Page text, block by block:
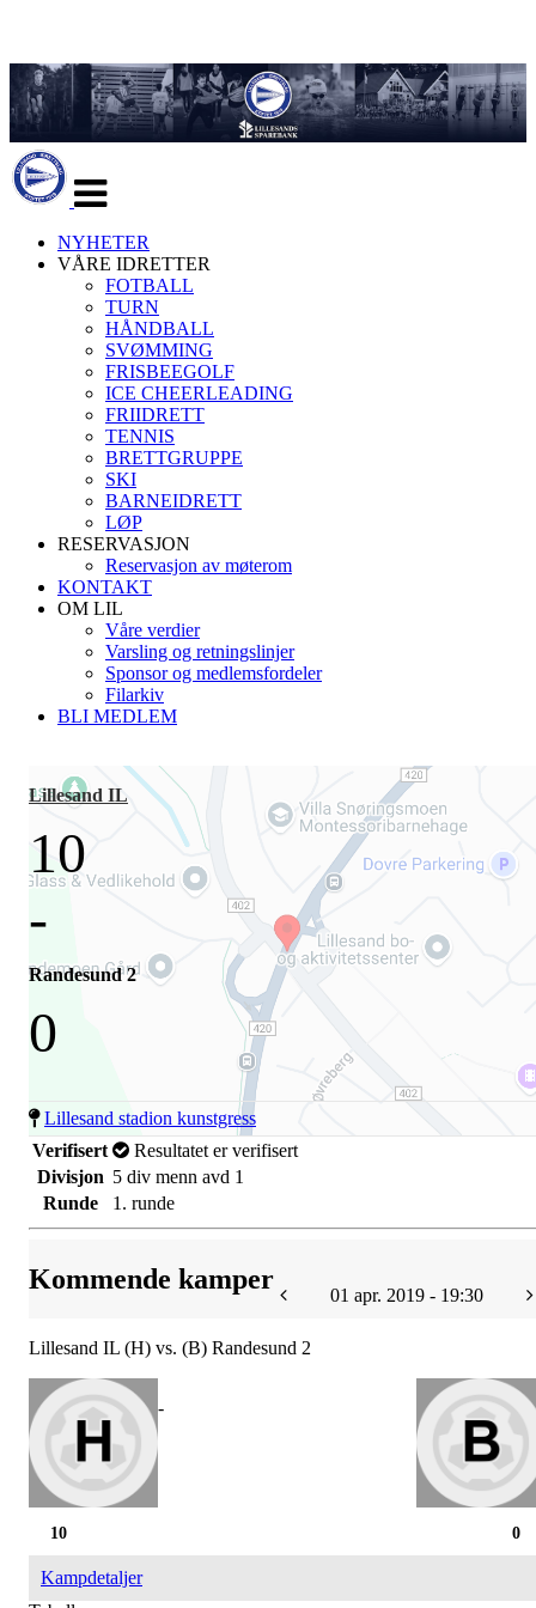
navigasjon
NYHETER
VÅRE IDRETTER
FOTBALL
TURN
HÅNDBALL
SVØMMING
FRISBEEGOLF
ICE CHEERLEADING
FRIIDRETT
TENNIS
BRETTGRUPPE
SKI
BARNEIDRETT
LØP
RESERVASJON
Reservasjon av møterom
KONTAKT
OM LIL
Våre verdier
Varsling og retningslinjer
Sponsor og medlemsfordeler
Filarkiv
BLI MEDLEM
Lillesand IL
10
-
Randesund 2
0
Lillesand stadion kunstgress
Verifisert
Resultatet er verifisert
Divisjon 5 div menn avd 1
Runde
1. runde
Kommende kamper
01 apr. 2019 - 19:30
Lillesand IL (H) vs. (B) Randesund 2
-
0
10
Kampdetaljer